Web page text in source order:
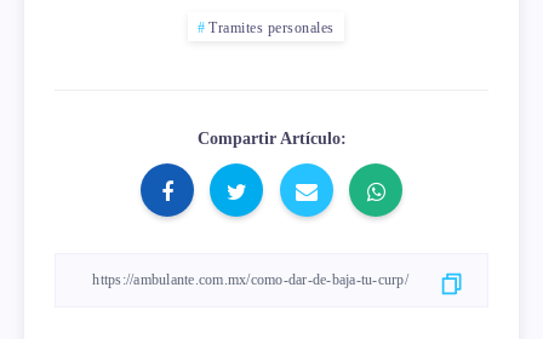
Tramites personales
Compartir Artículo: